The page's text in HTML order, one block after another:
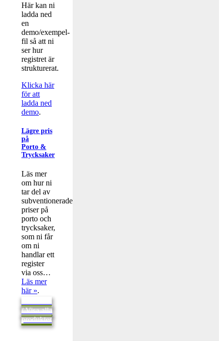
Här kan ni
ladda ned
en
demo/exempel-
fil så att ni
ser hur
registret är
strukturerat.
Klicka här
för att
ladda ned
demo.
Lägre pris
på
Porto &
Trycksaker
Läs mer
om hur ni
tar del av
subventionerade
priser på
porto och
trycksaker,
som ni får
om ni
handlar ett
register
via oss…
Läs mer
här ».
/ Visa alla
produkter